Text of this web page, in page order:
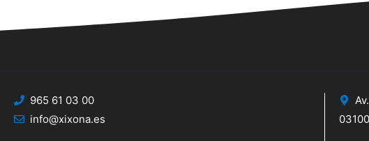
965 61 03 00
info@xixona.es